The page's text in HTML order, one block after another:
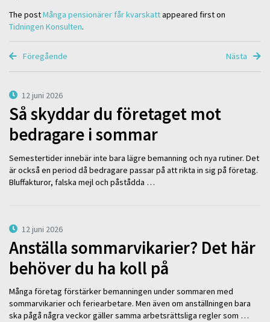
The postMånga pensionärer får kvarskattappeared first on
Tidningen Konsulten.
Föregående Nästa
12 juni 2026
Så skyddar du företaget mot
bedragare i sommar
Semestertider innebär inte bara lägre bemanning och nya rutiner. Det
är också en period då bedragare passar på att rikta in sig på företag.
Bluffakturor, falska mejl och påstådda …
12 juni 2026
Anställa sommarvikarier? Det här
behöver du ha koll på
Många företag förstärker bemanningen under sommaren med
sommarvikarier och feriearbetare. Men även om anställningen bara
ska pågå några veckor gäller samma arbetsrättsliga regler som …